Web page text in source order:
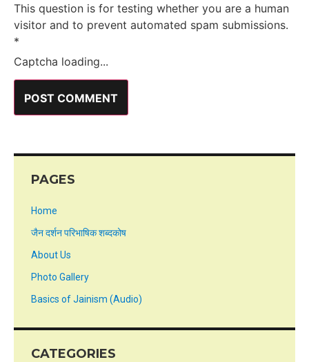
This question is for testing whether you are a human
visitor and to prevent automated spam submissions.
*
Captcha loading...
PAGES
Home
जैन दर्शन परिभाषिक शब्दकोष
About Us
Photo Gallery
Basics of Jainism (Audio)
CATEGORIES